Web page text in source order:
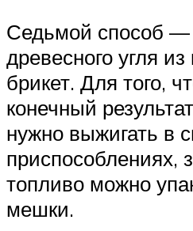
Седьмой способ —
древесного угля
брикет. Для того,
конечный
нужно выжигать в
приспособлениях,
топливо можно
мешки.